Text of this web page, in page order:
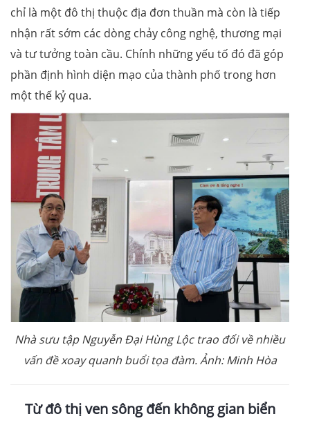
chỉ là một đô thị thuộc địa đơn thuần mà còn là tiếp
nhận rất sớm các dòng chảy công nghệ, thương mại
và tư tưởng toàn cầu. Chính những yếu tố đó đã góp
phần định hình diện mạo của thành phố trong hơn
một thế kỷ qua.
Nhà sưu tập Nguyễn Đại Hùng Lộc trao đổi về nhiều
vấn đề xoay quanh buổi tọa đàm. Ảnh: Minh Hòa
Từ đô thị ven sông đến không gian biển